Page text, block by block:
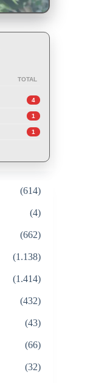
TOTAL
4
1
1
(614)
(4)
(662)
(1.138)
(1.414)
(432)
(43)
(66)
(32)